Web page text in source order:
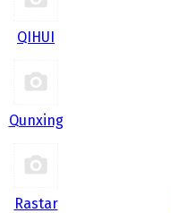
QIHUI
Qunxing
Rastar